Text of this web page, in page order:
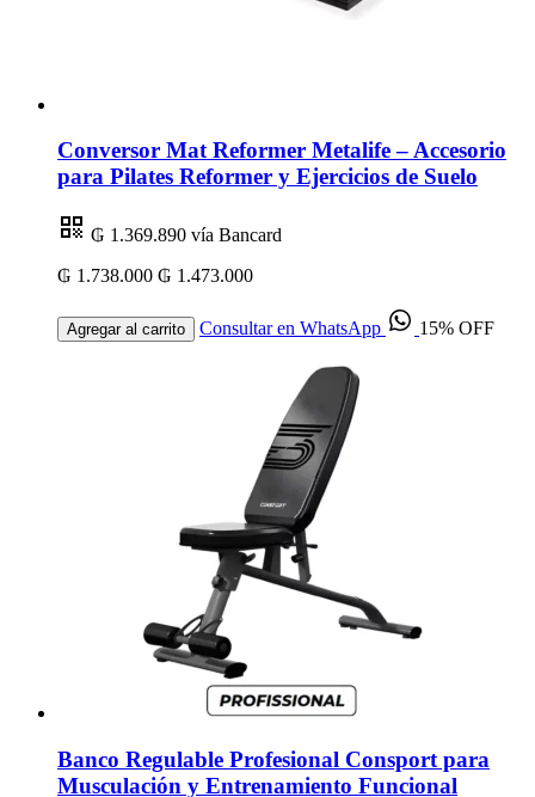
Conversor Mat Reformer Metalife – Accesorio
para Pilates Reformer y Ejercicios de Suelo
₲ 1.369.890 vía Bancard
₲ 1.738.000 ₲ 1.473.000
Agregar al carrito Consultar en WhatsApp 15% OFF
Banco Regulable Profesional Consport para
Musculación y Entrenamiento Funcional